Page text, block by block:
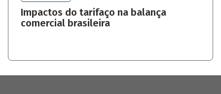
Impactos do tarifaço na balança
comercial brasileira